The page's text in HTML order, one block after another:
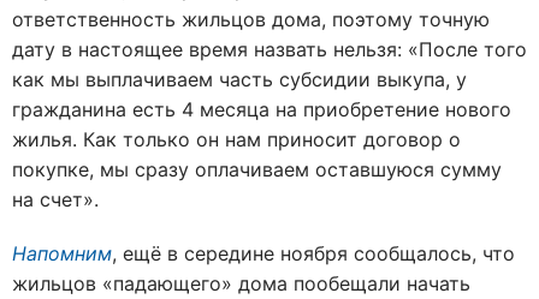
ответственность жильцов дома, поэтому точную
дату в настоящее время назвать нельзя: «После того
как мы выплачиваем часть субсидии выкупа, у
гражданина есть 4 месяца на приобретение нового
жилья. Как только он нам приносит договор о
покупке, мы сразу оплачиваем оставшуюся сумму
на счет».
Напомним, ещё в середине ноября сообщалось, что
жильцов «падающего» дома пообещали начать